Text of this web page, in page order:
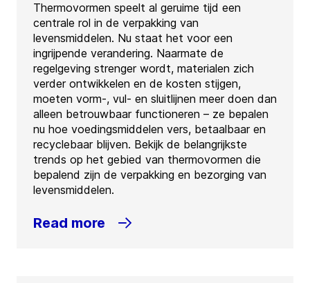
Thermovormen speelt al geruime tijd een
centrale rol in de verpakking van
levensmiddelen. Nu staat het voor een
ingrijpende verandering. Naarmate de
regelgeving strenger wordt, materialen zich
verder ontwikkelen en de kosten stijgen,
moeten vorm-, vul- en sluitlijnen meer doen dan
alleen betrouwbaar functioneren – ze bepalen
nu hoe voedingsmiddelen vers, betaalbaar en
recyclebaar blijven. Bekijk de belangrijkste
trends op het gebied van thermovormen die
bepalend zijn de verpakking en bezorging van
levensmiddelen.
Read more